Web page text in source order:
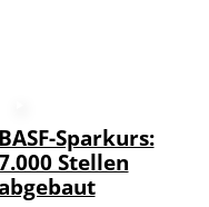
BASF-Sparkurs:
Stellen